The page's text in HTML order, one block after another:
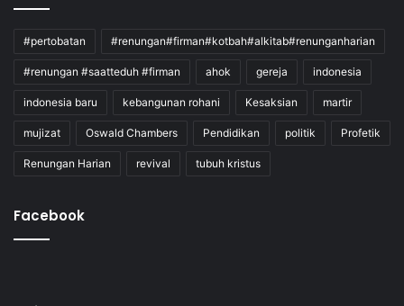
#pertobatan #renungan#firman#kotbah#alkitab#renunganharian
#renungan #saatteduh #firman ahok gereja indonesia
indonesia baru kebangunan rohani Kesaksian martir
mujizat Oswald Chambers Pendidikan politik Profetik
Renungan Harian revival tubuh kristus
Facebook